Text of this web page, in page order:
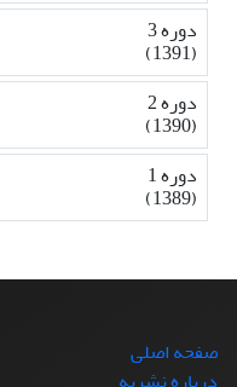
دوره 3
(1391)
دوره 2
(1390)
دوره 1
(1389)
صفحه اصلی